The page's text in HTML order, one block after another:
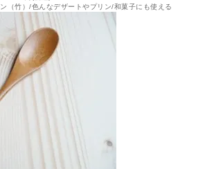
（竹）/色んなデザートやプリン/和菓子にも使える